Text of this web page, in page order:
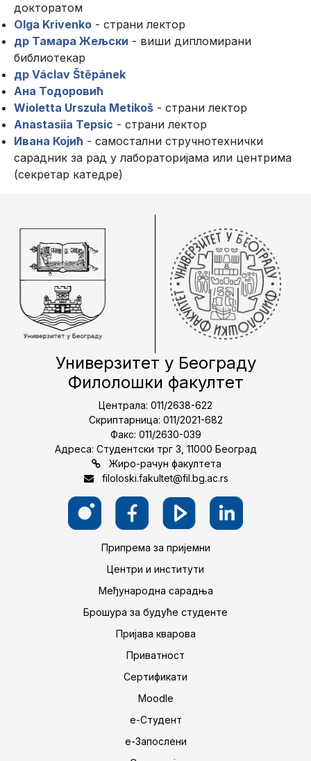
докторатом
Olga Krivenko - страни лектор
др Тамара Жељски - виши дипломирани
библиотекар
др Václav Štěpánek
Ана Тодоровић
Wioletta Urszula Metikoš - страни лектор
Anastasiia Tepsic - страни лектор
Ивана Којић - самостални стручнотехнички
сарадник за рад у лабораторијама или центрима
(секретар катедре)
Универзитет у Београду
Филолошки факултет
Централа: 011/2638-622
Скриптарница: 011/2021-682
Факс: 011/2630-039
Адреса: Студентски трг 3, 11000 Београд
Жиро-рачун факултета
filoloski.fakultet@fil.bg.ac.rs
Припрема за пријемни
Центри и институти
Међународна сарадња
Брошура за будуће студенте
Пријава кварова
Приватност
Сертификати
Moodle
е-Студент
е-Запослени